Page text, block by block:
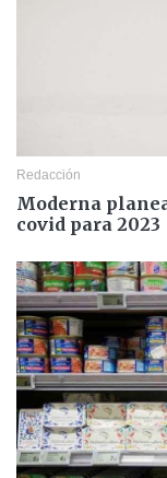
Redacción
Moderna
covid para 2023